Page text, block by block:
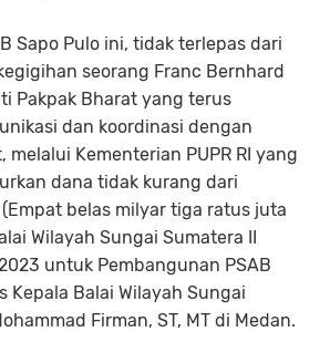
Sapo Pulo ini, tidak terlepas dari
seorang Franc Bernhard
Pakpak Bharat yang terus
dan koordinasi dengan
melalui Kementerian PUPR RI yang
dana tidak kurang dari
belas milyar tiga ratus juta
Wilayah Sungai Sumatera II
untuk Pembangunan PSAB
Kepala Balai Wilayah Sungai
Firman, ST, MT di Medan.